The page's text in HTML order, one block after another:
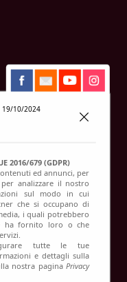
risaie
19/10/2024
2016/679 (GDPR)
ed annunci, per
analizzare il nostro
sul modo in cui
che si occupano di
i quali potrebbero
ha fornito loro o che
tutte le tue
e dettagli sulla
nostra paginaPrivacy